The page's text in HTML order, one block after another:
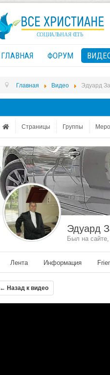
ГЛАВНАЯ ФОРУМ
Главная Видео Эдуард
Страницы Группы
Эдуард
Был на сайте,
Лента Информация
← Назад к видео